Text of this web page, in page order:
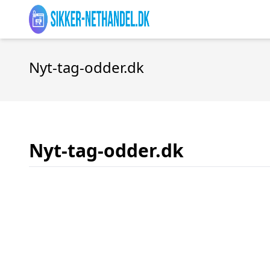
Nyt-tag-odder.dk
Nyt-tag-odder.dk